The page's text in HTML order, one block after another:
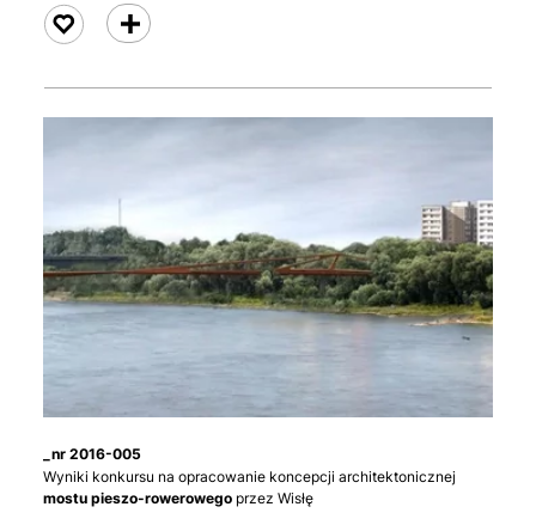
czytaj
_nr 2016-005
Wyniki konkursu na opracowanie koncepcji architektonicznej
mostu pieszo-rowerowego przez Wisłę